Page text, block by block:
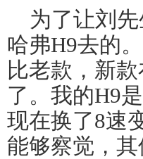
为了让刘
哈弗H9去的
比老款，新
了。我的H9
现在换了8速
能够察觉，